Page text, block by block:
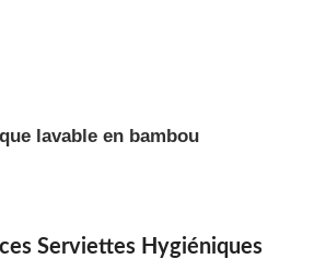
lavable en bambou
Serviettes Hygiéniques